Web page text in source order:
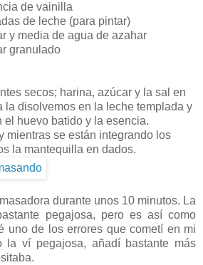
de vainilla
de leche (para pintar)
y media de agua de azahar
granulado
secos; harina, azúcar y la sal en
la disolvemos en la leche templada y
el huevo batido y la esencia.
mientras se están integrando los
la mantequilla en dados.
durante unos 10 minutos. La
pegajosa, pero es así como
uno de los errores que cometí en mi
la ví pegajosa, añadí bastante más